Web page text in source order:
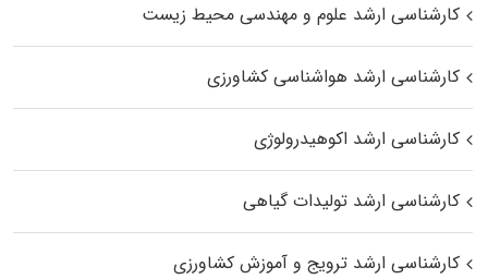
کارشناسی ارشد علوم و مهندسی محیط زیست
کارشناسی ارشد هواشناسی کشاورزی
کارشناسی ارشد اکوهیدرولوژی
کارشناسی ارشد تولیدات گیاهی
کارشناسی ارشد ترویج و آموزش کشاورزی